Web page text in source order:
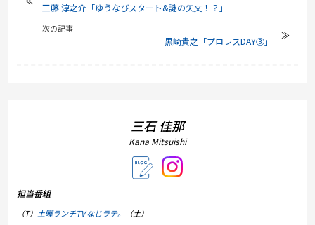
工藤 淳之介「ゆうなびスタート&謎の矢文！？」
次の記事
黒崎貴之「プロレスDAY③」
三石 佳那
Kana Mitsuishi
担当番組
（T） 土曜ランチTV なじラテ。
（土）